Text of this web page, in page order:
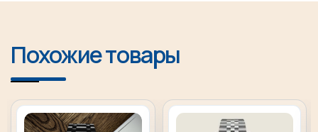
Похожие товары